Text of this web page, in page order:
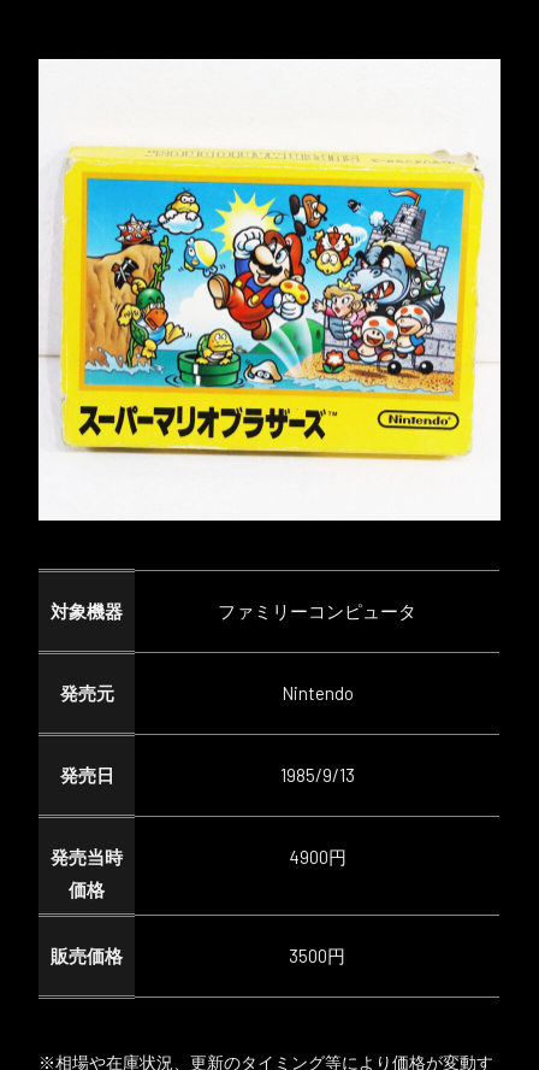
対象機器 ファミリーコンピュータ
発売元 Nintendo
発売日 1985/9/13
発売当時
価格
4900円
販売価格 3500円
※相場や在庫状況、更新のタイミング等により価格が変動す